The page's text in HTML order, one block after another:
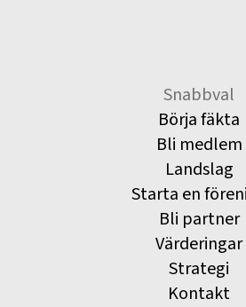
Snabbval
Börja fäkta
Bli medlem
Landslag
Starta en
Bli partner
Värderingar
Strategi
Kontakt